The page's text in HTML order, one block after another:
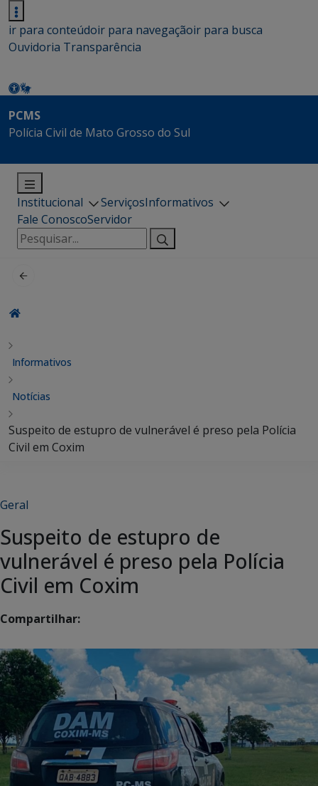
ir para conteúdoir para navegaçãoir para busca
Ouvidoria Transparência
PCMS
Polícia Civil de Mato Grosso do Sul
Institucional ServiçosInformativos
Fale ConoscoServidor
Pesquisar
por:
Informativos
Notícias
Suspeito de estupro de vulnerável é preso pela Polícia
Civil em Coxim
Geral
Suspeito de estupro de
vulnerável é preso pela Polícia
Civil em Coxim
Compartilhar: